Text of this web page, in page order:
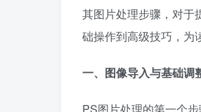
其图片处理步骤，对于
础操作到高级技巧，为
一、图像导入与基础调